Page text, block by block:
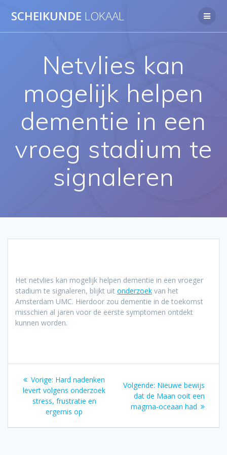
naar
SCHEIKUNDE LOKAAL
Netvlies kan
mogelijk helpen
dementie in een
vroeg stadium te
signaleren
Het netvlies kan mogelijk helpen dementie in een vroeger
stadium te signaleren, blijkt uit onderzoek van het
Amsterdam UMC. Hierdoor zou dementie in de toekomst
misschien al jaren voor de eerste symptomen ontdekt
kunnen worden.
Bericht
navigatie
Vorige: Vorig
bericht:
Hard nadenken
levert volgens onderzoek
stress, frustratie en
ergernis op
Volgende: Volgend
bericht:
Nieuwe bewijs
dat de Maan ooit een
magma-oceaan had